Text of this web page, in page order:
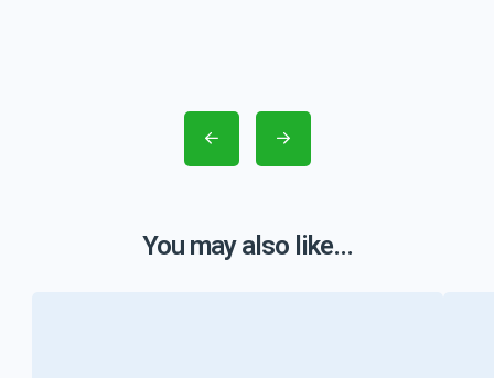
You may also like...